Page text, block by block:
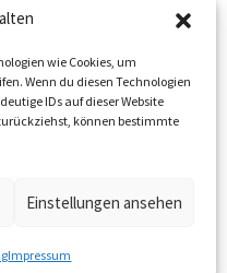
wie Cookies, um
Wenn du diesen Technologien
IDs auf dieser Website
können bestimmte
Einstellungen ansehen
Impressum